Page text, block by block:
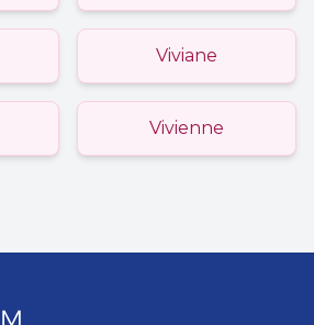
Viviane
Vivienne